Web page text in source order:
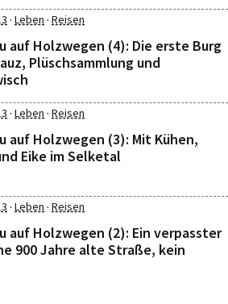
· Leben · Reisen
auf Holzwegen (4): Die erste Burg
Plüschsammlung und
· Leben · Reisen
auf Holzwegen (3): Mit Kühen,
Eike im Selketal
· Leben · Reisen
auf Holzwegen (2): Ein verpasster
900 Jahre alte Straße, kein